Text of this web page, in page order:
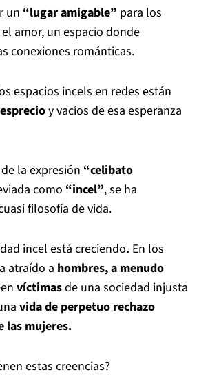
un “lugar amigable” para los
amor, un espacio donde
conexiones románticas.
espacios incels en redes están
y vacíos de esa esperanza
la expresión “celibato
como “incel”, se ha
filosofía de vida.
incel está creciendo. En los
atraído a hombres, a menudo
víctimasde una sociedad injusta
vida de perpetuo rechazo
las mujeres.
estas creencias?